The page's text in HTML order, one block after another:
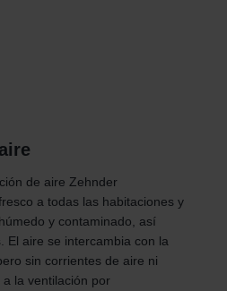
de aire Zehnder
a todas las habitaciones y
y contaminado, así
El aire se intercambia con la
sin corrientes de aire ni
la ventilación por